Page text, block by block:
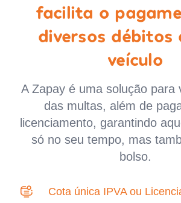
facilita o
diversos débitos
veículo
A Zapay é uma solução para
das multas, além de
licenciamento, garantindo
só no seu tempo, mas
bolso.
Cota única IPVA ou